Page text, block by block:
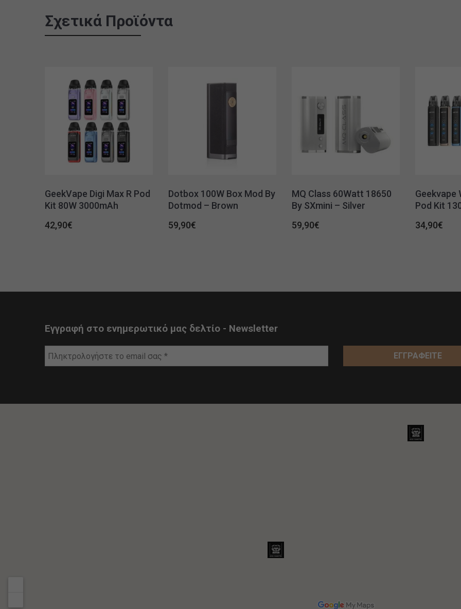
Σχετικά Προϊόντα
GeekVape Digi Max R Pod
Kit 80W 3000mAh
42,90€
Dotbox 100W Box Mod By
Dotmod – Brown
59,90€
MQ Class 60Watt 18650
By SXmini – Silver
59,90€
Geekvape
Pod Kit
34,90€
Εγγραφή στο ενημερωτικό μας δελτίο - Newsletter